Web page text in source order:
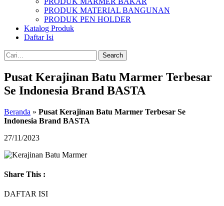
PRODUK MATERIAL BANGUNAN
PRODUK PEN HOLDER
Katalog Produk
Daftar Isi
Search
Pusat Kerajinan Batu Marmer Terbesar
Se Indonesia Brand BASTA
Beranda » Pusat Kerajinan Batu Marmer Terbesar Se
Indonesia Brand BASTA
27/11/2023
Share This :
DAFTAR ISI